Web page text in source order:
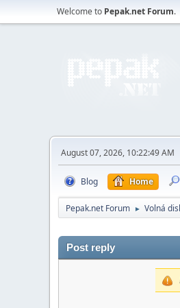
Welcome to Pepak.net Forum.
August 07, 2026, 10:22:49 AM
Blog Home
Pepak.net Forum ► Volná
Post reply